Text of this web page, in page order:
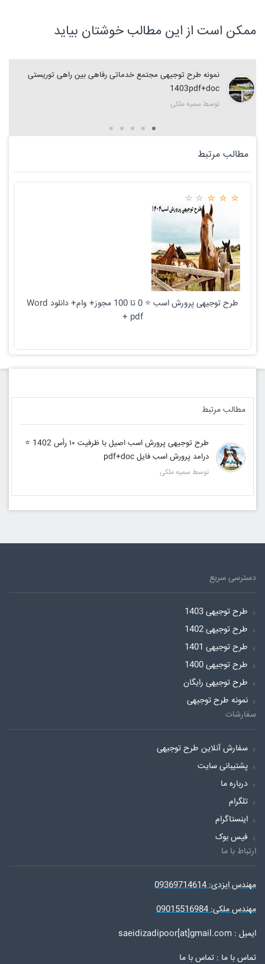
ممکن است از این مطالب خوشتان بیاید
نمونه طرح توجیهی مجتمع خدماتی رفاهی بین راهی توریستی
1403pdf+doc
توسط سمیه ملکی
مطالب مرتبط
طرح توجیهی پرورش اسب ⭐️ 0 تا 100 مجوز+ وام+ دانلود Word
+ pdf
مطالب مرتبط
طرح توجیهی پرورش اسب اصیل با ظرفیت ۱۰ رأس 1402 ⭐️
درامد پرورش اسب فایل pdf+doc
توسط سمیه ملکی
دسترسی سریع
طرح توجیهی 1403
طرح توجیهی 1402
طرح توجیهی 1401
طرح توجیهی 1400
طرح توجیهی رایگان
نمونه طرح توجیهی
سفارشات
سفارش آنلاین طرح توجیهی
پشتیبانی سایت
درباره ما
تلگرام
اینستاگرام
فیس بوک
ارتباط با ما
مهندس ایزدی: 09369714614
مهندس ملکی: 09015516984
ایمیل : saeidizadipoor[at]gmail.com
تماس با ما : تماس با ما